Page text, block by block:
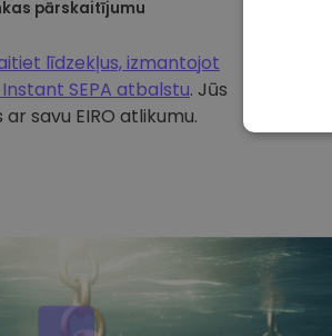
pārskaitījumu
līdzekļus, izmantojot
Instant SEPA atbalstu. Jūs
savu EIRO atlikumu.